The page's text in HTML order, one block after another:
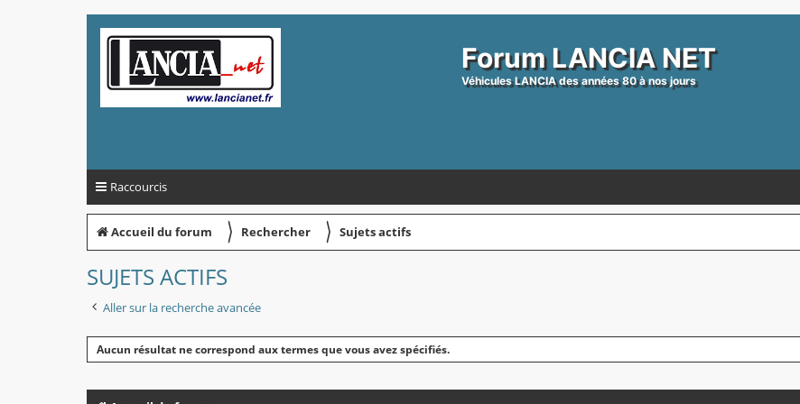
Forum LANCIA NET
Véhicules LANCIA des années 80 à nos jours
Raccourcis
Accueil du forum 〉 Rechercher 〉 Sujets actifs
SUJETS ACTIFS
Aller sur la recherche avancée
Aucun résultat ne correspond aux termes que vous avez spécifiés.